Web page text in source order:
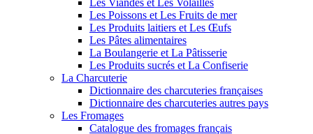
Les Viandes et Les Volailles
Les Poissons et Les Fruits de mer
Les Produits laitiers et Les Œufs
Les Pâtes alimentaires
La Boulangerie et La Pâtisserie
Les Produits sucrés et La Confiserie
La Charcuterie
Dictionnaire des charcuteries françaises
Dictionnaire des charcuteries autres pays
Les Fromages
Catalogue des fromages français